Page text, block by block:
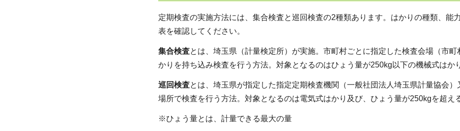
定期検査の実施方法には、集合検査と巡回検査の2種類あります。はかりの種類、能
表を確認してください。
集合検査とは、埼玉県（計量検定所）が実施。市町村ごとに指定した検査会場（市
かりを持ち込み検査を行う方法。対象となるのはひょう量が250kg以下の機械式はか
巡回検査とは、埼玉県が指定した指定定期検査機関（一般社団法人埼玉県計量協会
場所で検査を行う方法。対象となるのは電気式はかり及び、ひょう量が250kgを超え
※ひょう量とは、計量できる最大の量